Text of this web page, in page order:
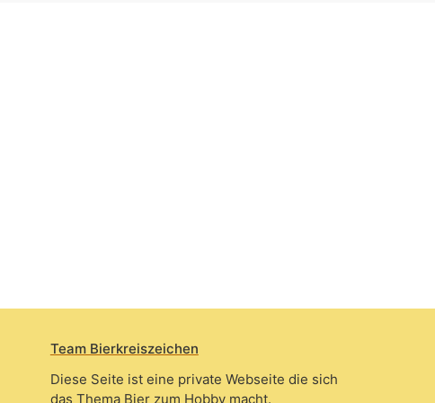
Team Bierkreiszeichen
Diese Seite ist eine private Webseite die sich
das Thema Bier zum Hobby macht.